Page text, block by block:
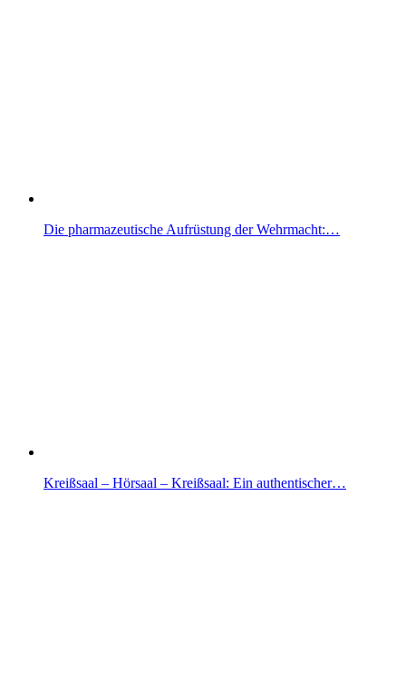
Die pharmazeutische Aufrüstung der Wehrmacht:…
Kreißsaal – Hörsaal – Kreißsaal: Ein authentischer…